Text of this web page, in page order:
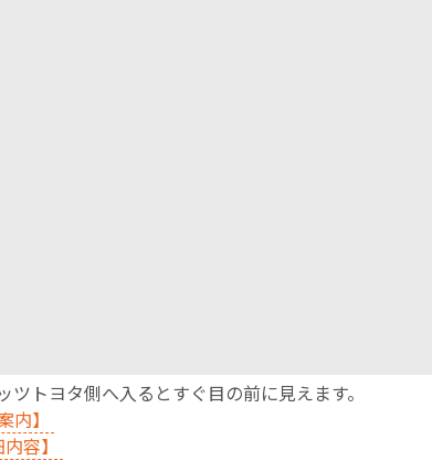
トヨタ側へ入るとすぐ目の前に見えます。
内】
容】